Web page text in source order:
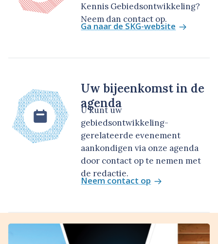
Kennis Gebiedsontwikkeling?
Neem dan contact op.
Ga naar de SKG-website
Uw bijeenkomst in de
agenda
U kunt uw
gebiedsontwikkeling-
gerelateerde evenement
aankondigen via onze agenda
door contact op te nemen met
de redactie.
Neem contact op